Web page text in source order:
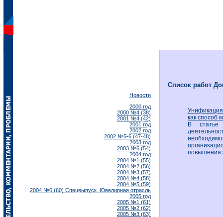
Новости
2000 год
2000 №4 (38)
2001 №4 (42)
2001 год
2002 год
2002 №5-6 (47-48)
2003 год
2003 №6 (54)
2004 год
2004 №1 (55)
2004 №2 (56)
2004 №3 (57)
2004 №4 (58)
2004 №5 (59)
2004 №6 (60) Спецвыпуск. Ювелирная отрасль
2005 год
2005 №1 (61)
2005 №2 (62)
2005 №3 (63)
Список работ
как способ
В статье
повышения